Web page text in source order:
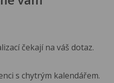
čekají na váš dotaz.
s chytrým kalendářem.